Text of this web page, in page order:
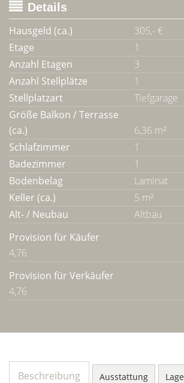
Details
Hausgeld (ca.)
305,- €
Etage
1
Anzahl Etagen
3
Anzahl Stellplätze
1
Stellplatzart
Tiefgarage
Größe Balkon / Terrasse
(ca.)
6,36 m²
Schlafzimmer
1
Badezimmer
1
Bodenbelag
Laminat
Keller (ca.)
5 m²
Alt- / Neubau
Altbau
Provision für Käufer
4,76
Provision für Verkäufer
4,76
Beschreibung Ausstattung Lage